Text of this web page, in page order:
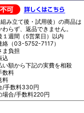
み立て後・試用後）の商品は
らず、返品できません。
１週間（5営業日）以内
絡（03-5752-7117）
ま負担
込
い額から下記の実費を相殺
数料
料
/手数料330円
合/手数料220円